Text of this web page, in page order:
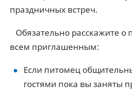
праздничных встреч.
Обязательно расскажите о
всем приглашенным:
Если питомец
гостями пока вы заняты